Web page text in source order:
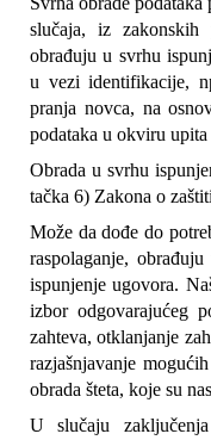
slučaja, iz
obrađuju u svrhu
u vezi identifikacije,
pranja novca, na
podataka u okviru
Obrada u svrhu
tačka 6) Zakona o
Može da dođe do
raspolaganje,
ispunjenje ugovora.
izbor odgovarajućeg
zahteva, otklanjanje
razjašnjavanje
obrada šteta, koje su
U slučaju